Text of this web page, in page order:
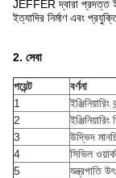
JEFFER দ্বারা প্রদত্ত
ইত্যাদির নির্মাণ এবং
2. সেবা
পয়েন্ট
বর্ণনা
1
ইঞ্জিনিয়ারিং
2
3
উদ্ভিদ
4
সিভিল
5
যন্ত্রপাতি